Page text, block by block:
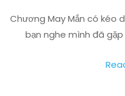
Chương May Mắn có kéo
bạn nghe mình đã gặp